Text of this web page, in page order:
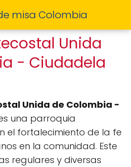
misa Colombia
Unida
- Ciudadela
Unida de Colombia -
una parroquia
el fortalecimiento de la fe
en la comunidad. Este
regulares y diversas